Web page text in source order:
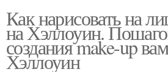
Как нарисовать на
на Хэллоуин.
создания make-up
Хэллоуин